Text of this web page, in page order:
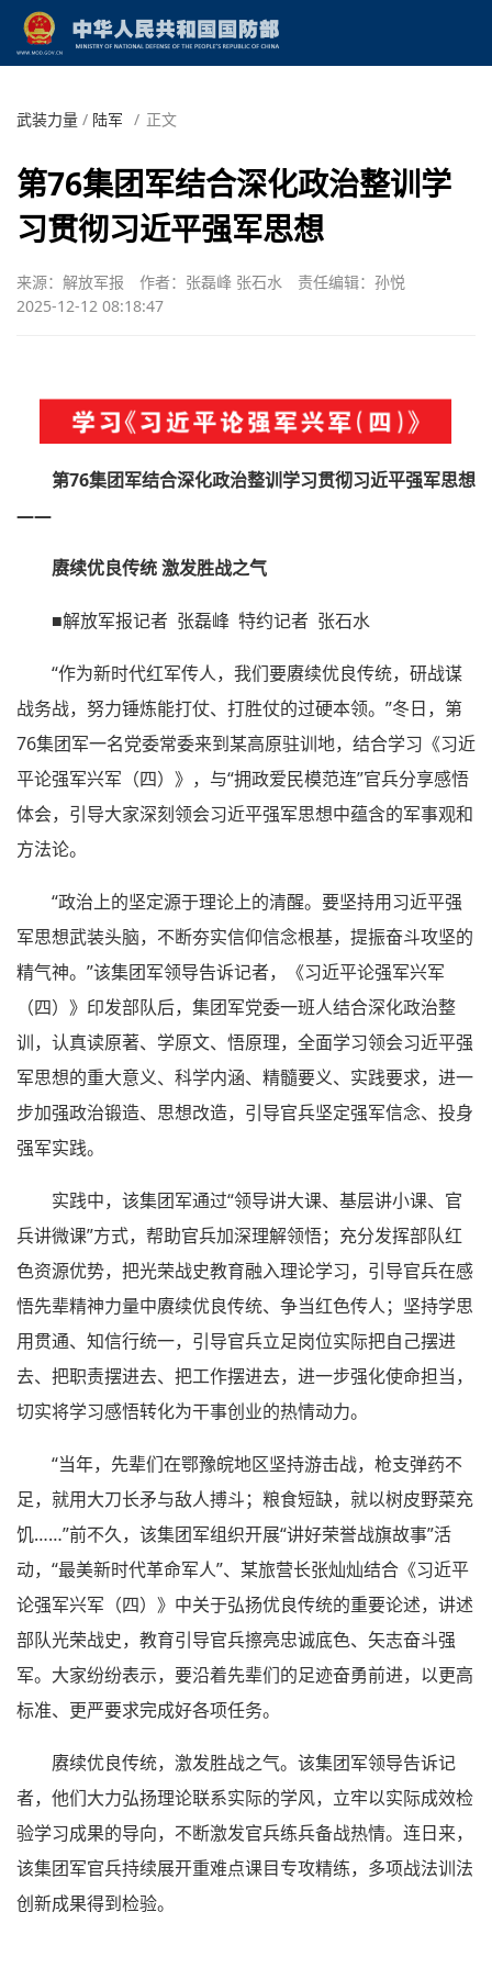
武装力量 / 陆军 / 正文
第76集团军结合深化政治整训学
习贯彻习近平强军思想
来源：解放军报 作者：张磊峰 张石水
责任编辑：孙悦
2025-12-12 08:18:47
第76集团军结合深化政治整训学习贯彻习近平强军思想
——
赓续优良传统 激发胜战之气
■解放军报记者 张磊峰 特约记者 张石水
“作为新时代红军传人，我们要赓续优良传统，研战谋
战务战，努力锤炼能打仗、打胜仗的过硬本领。”冬日，第
76集团军一名党委常委来到某高原驻训地，结合学习《习近
平论强军兴军（四）》，与“拥政爱民模范连”官兵分享感悟
体会，引导大家深刻领会习近平强军思想中蕴含的军事观和
方法论。
“政治上的坚定源于理论上的清醒。要坚持用习近平强
军思想武装头脑，不断夯实信仰信念根基，提振奋斗攻坚的
精气神。”该集团军领导告诉记者，《习近平论强军兴军
（四）》印发部队后，集团军党委一班人结合深化政治整
训，认真读原著、学原文、悟原理，全面学习领会习近平强
军思想的重大意义、科学内涵、精髓要义、实践要求，进一
步加强政治锻造、思想改造，引导官兵坚定强军信念、投身
强军实践。
实践中，该集团军通过“领导讲大课、基层讲小课、官
兵讲微课”方式，帮助官兵加深理解领悟；充分发挥部队红
色资源优势，把光荣战史教育融入理论学习，引导官兵在感
悟先辈精神力量中赓续优良传统、争当红色传人；坚持学思
用贯通、知信行统一，引导官兵立足岗位实际把自己摆进
去、把职责摆进去、把工作摆进去，进一步强化使命担当，
切实将学习感悟转化为干事创业的热情动力。
“当年，先辈们在鄂豫皖地区坚持游击战，枪支弹药不
足，就用大刀长矛与敌人搏斗；粮食短缺，就以树皮野菜充
饥……”前不久，该集团军组织开展“讲好荣誉战旗故事”活
动，“最美新时代革命军人”、某旅营长张灿灿结合《习近平
论强军兴军（四）》中关于弘扬优良传统的重要论述，讲述
部队光荣战史，教育引导官兵擦亮忠诚底色、矢志奋斗强
军。大家纷纷表示，要沿着先辈们的足迹奋勇前进，以更高
标准、更严要求完成好各项任务。
赓续优良传统，激发胜战之气。该集团军领导告诉记
者，他们大力弘扬理论联系实际的学风，立牢以实际成效检
验学习成果的导向，不断激发官兵练兵备战热情。连日来，
该集团军官兵持续展开重难点课目专攻精练，多项战法训法
创新成果得到检验。